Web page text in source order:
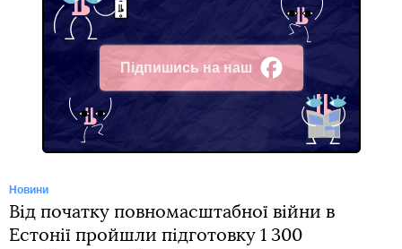
Підпишись на наш
Facebook
Новини
Від початку повномасштабної війни в
Естонії пройшли підготовку 1 300